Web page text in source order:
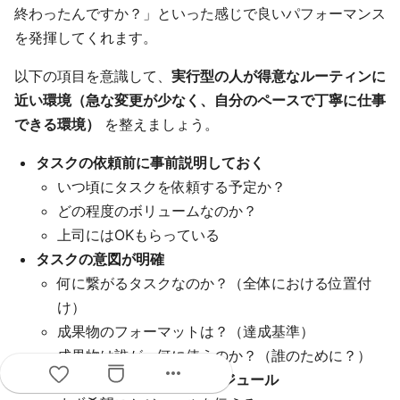
終わったんですか？」といった感じで良いパフォーマンス
を発揮してくれます。
以下の項目を意識して、 実行型の人が得意なルーティンに
近い環境（急な変更が少なく、自分のペースで丁寧に仕事
できる環境）
を整えましょう。
タスクの依頼前に事前説明しておく
いつ頃にタスクを依頼する予定か？
どの程度のボリュームなのか？
上司にはOKもらっている
タスクの意図が明確
何に繋がるタスクなのか？（全体における位置付
け）
成果物のフォーマットは？（達成基準）
成果物は誰が・何に使うのか？（誰のために？）
本人にとって余裕のあるスケジュール
more_horiz